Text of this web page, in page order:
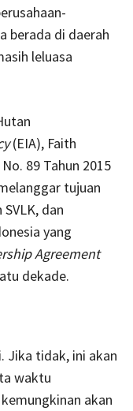
berada di daerah
leluasa
(EIA), Faith
89 Tahun 2015
tujuan
dan
yang
Agreement
dekade.
Jika tidak, ini akan
waktu
akan